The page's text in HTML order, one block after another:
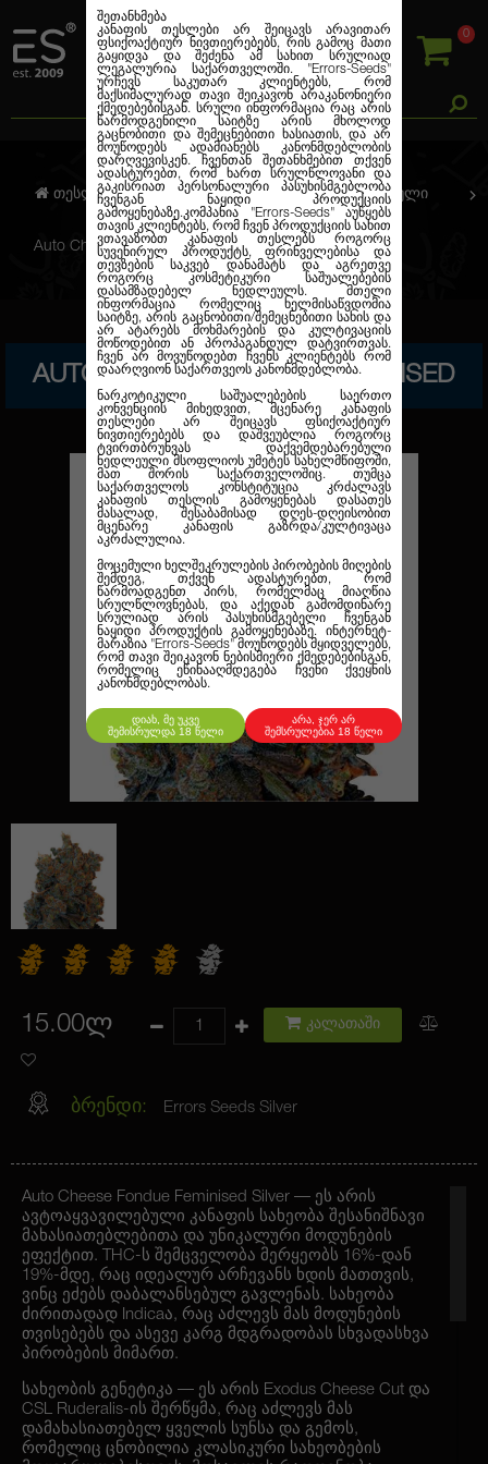
0
შეთანხმება
კანაფის თესლები არ შეიცავს არავითარ
ფსიქოაქტიურ ნივთიერებებს, რის გამოც მათი
გაყიდვა და შეძენა ამ სახით სრულიად
ლეგალურია საქართველოში. "Errors-Seeds"
ურჩევს საკუთარ კლიენტებს, რომ
მაქსიმალურად თავი შეიკავონ არაკანონიერი
ქმედებებისგან. სრული ინფორმაცია რაც არის
წარმოდგენილი საიტზე არის მხოლოდ
გაცნობითი და შემეცნებითი ხასიათის, და არ
მოუწოდებს ადამიანებს კანონმდებლობის
დარღვევისკენ. ჩვენთან შეთანხმებით თქვენ
ადასტურებთ, რომ ხართ სრულწლოვანი და
გაკისრიათ პერსონალური პასუხისმგებლობა
ჩვენგან ნაყიდი პროდუქციის
გამოყენებაზე.კომპანია
"Errors-Seeds" აუწყებს
თავის კლიენტებს, რომ ჩვენ პროდუქციის სახით
ვთავაზობთ კანაფის თესლებს როგორც
სუვენირულ პროდუქტს, ფრინველებისა და
თევზების საკვებ დანამატს და აგრეთვე
როგორც კოსმეტიკური საშუალებების
დასამზადებელ ნედლეულს. მთელი
ინფორმაცია რომელიც ხელმისაწვდომია
საიტზე, არის გაცნობითი/შემეცნებითი სახის და
არ ატარებს მოხმარების და კულტივაციის
მოწოდებით ან პროპაგანდულ დატვირთვას.
ჩვენ არ მოვუწოდებთ ჩვენს კლიენტებს რომ
დაარღვიონ საქართვეოს კანონმდებლობა.
ნარკოტიკული საშუალებების საერთო
კონვენციის მიხედვით, მცენარე კანაფის
თესლები არ შეიცავს ფსიქოაქტიურ
ნივთიერებებს და დაშვეუბლია როგორც
ტვირთბრუნვას დაქვემდებარებული
ნედლეული მსოფლიოს უმეტეს სახელმწიფოში,
მათ შორის საქართველოშიც. თუმცა
საქართველოს კონსტიტუცია კრძალავს
კანაფის თესლის გამოყენებას დასათეს
მასალად, შესაბამისად დღეს-დღეისობით
მცენარე კანაფის გაზრდა/კულტივაცა
აკრძალულია.
მოცემული ხელშეკრულების პირობების მიღების
შემდეგ, თქვენ ადასტურებთ, რომ
წარმოადგენთ პირს, რომელმაც მიაღწია
სრულწლოვნებას, და აქედან გამომდინარე
სრულიად არის პასუხისმგებელი ჩვენგან
ნაყიდი პროდუქტის გამოყენებაზე. ინტერნეტ-
მარაზია "Errors-Seeds" მოუწოდებს მყიდველებს,
რომ თავი შეიკავონ ნებისმიერი ქმედებებისგან,
რომელიც ეწინააღმდეგება ჩვენი ქვეყნის
კანონმდებლობას.
დიახ, მე უკვე
შემისრულდა 18 წელი
არა, ჯერ არ
შემსრულებია 18 წელი
თესლების კანაფი ავტო. ფემინიზირებული
Auto Cheese Fondue Feminised
AUTO CHEESE FONDUE FEMINISED
15.00ლ კალათაში
ბრენდი: Errors Seeds Silver
Auto Cheese Fondue Feminised Silver — ეს არის
ავტოაყვავილებული კანაფის სახეობა შესანიშნავი
მახასიათებლებითა და უნიკალური მოდუნების
ეფექტით. THC-ს შემცველობა მერყეობს 16%-დან
19%-მდე, რაც იდეალურ არჩევანს ხდის მათთვის,
ვინც ეძებს დაბალანსებულ გავლენას. სახეობა
ძირითადად Indicaა, რაც აძლევს მას მოდუნების
თვისებებს და ასევე კარგ მდგრადობას სხვადასხვა
პირობების მიმართ.
სახეობის გენეტიკა — ეს არის Exodus Cheese Cut და
CSL Ruderalis-ის შერწყმა, რაც აძლევს მას
დამახასიათებელ ყველის სუნსა და გემოს,
რომელიც ცნობილია კლასიკური სახეობების